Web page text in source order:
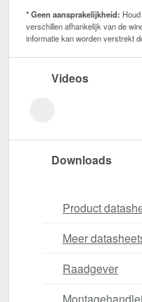
* Geen aansprakelijkheid:
verschillen afhankelijk van de
informatie kan worden verstrekt
Videos
Downloads
Product
Meer
Raadgever